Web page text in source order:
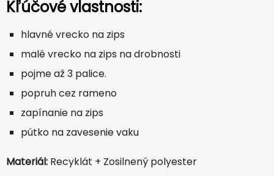
Kľúčové vlastnosti:
hlavné vrecko na zips
malé vrecko na zips na drobnosti
pojme až 3 palice.
popruh cez rameno
zapínanie na zips
pútko na zavesenie vaku
Materiál: Recyklát + Zosilnený polyester